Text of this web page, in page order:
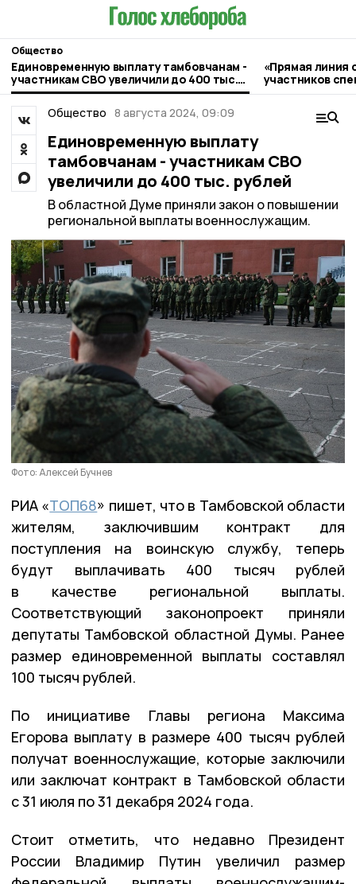
Общество
Единовременную выплату тамбовчанам -
участникам СВО увеличили до 400 тыс.
рублей
«Прямая линия
участников
прошла в Умёте
Общество 8 августа 2024, 09:09
Единовременную выплату
тамбовчанам - участникам СВО
увеличили до 400 тыс. рублей
В областной Думе приняли закон о повышении
региональной выплаты военнослужащим.
Фото: Алексей Бучнев
РИА «ТОП68» пишет, что в Тамбовской области
жителям, заключившим контракт для
поступления на воинскую службу, теперь
будут выплачивать 400 тысяч рублей
в качестве региональной выплаты.
Соответствующий законопроект приняли
депутаты Тамбовской областной Думы. Ранее
размер единовременной выплаты составлял
100 тысяч рублей.
По инициативе Главы региона Максима
Егорова выплату в размере 400 тысяч рублей
получат военнослужащие, которые заключили
или заключат контракт в Тамбовской области
с 31 июля по 31 декабря 2024 года.
Стоит отметить, что недавно Президент
России Владимир Путин увеличил размер